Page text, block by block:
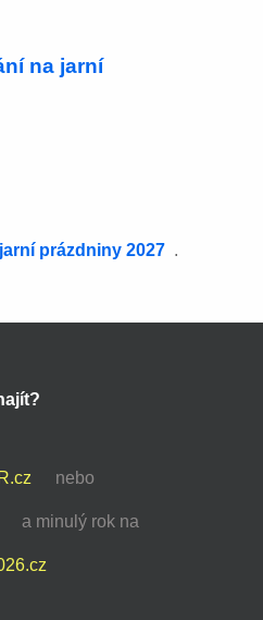
na jarní
jarní prázdniny 2027 .
nebo
a minulý rok na